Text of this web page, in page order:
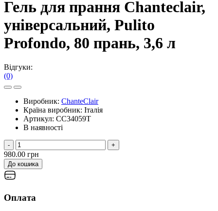
Гель для прання Chanteclair,
універсальний, Pulito
Profondo, 80 прань, 3,6 л
Відгуки:
(0)
Виробник: ChanteСlair
Країна виробник: Італія
Артикул: CC34059T
В наявності
- +
980.00 грн
До кошика
Оплата